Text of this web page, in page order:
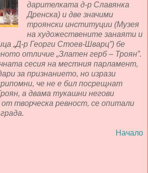
дарителката д-р Славянка
Дренска) и две значими
троянски институции (Музея
на художествените занаяти и
„Д-р Георги Стоев-Шварц”) бе
отличие „Златен герб – Троян”.
сесия на местния парламент,
за признанието, но изрази
че не е бил посрещнат
а двама тукашни негови
творческа ревност, се опитали
Начало